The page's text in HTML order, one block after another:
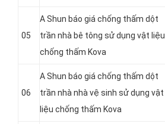
05
A Shun báo giá chống thấm dột
trần nhà bê tông sử dụng vật liệu
chống thấm Kova
06
A Shun báo giá chống thấm dột
trần nhà nhà vệ sinh sử dụng vật
liệu chống thấm Kova